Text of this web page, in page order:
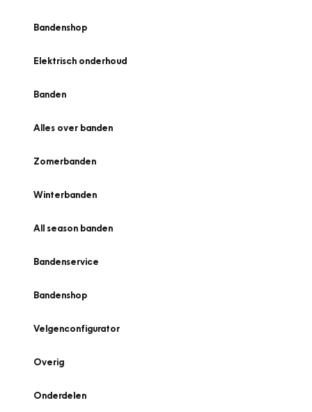
Bandenshop
Elektrisch onderhoud
Banden
Alles over banden
Zomerbanden
Winterbanden
All season banden
Bandenservice
Bandenshop
Velgenconfigurator
Overig
Onderdelen